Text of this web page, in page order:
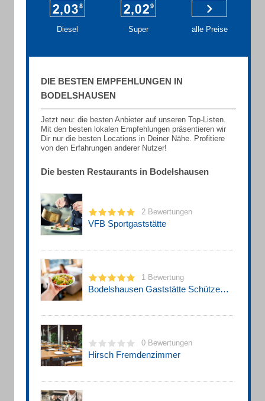
Diesel Super alle Preise
DIE BESTEN EMPFEHLUNGEN IN
BODELSHAUSEN
Jetzt neu: die besten Anbieter auf unseren Top-Listen.
Mit den besten lokalen Empfehlungen präsentieren wir
Dir nur die besten Locations in Deiner Nähe. Profitiere
von den Erfahrungen anderer Nutzer!
Die besten Restaurants in Bodelshausen
2 Bewertungen
VFB Sportgaststätte
1 Bewertung
Bodelshausen Gaststätte Schützenverein
0 Bewertungen
Hirsch Fremdenzimmer